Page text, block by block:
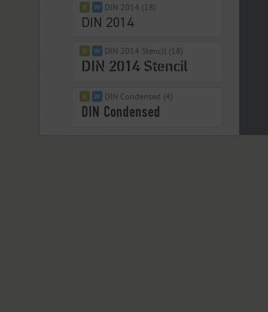
DIN 2014 (18)
DIN 2014 Stencil (18)
DIN Condensed (4)